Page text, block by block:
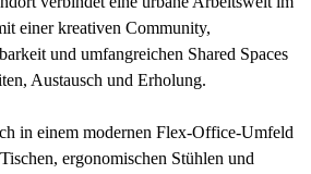
einer kreativen Community,
und umfangreichen Shared Spaces
Austausch und Erholung.
in einem modernen Flex‑Office‑Umfeld
ergonomischen Stühlen und